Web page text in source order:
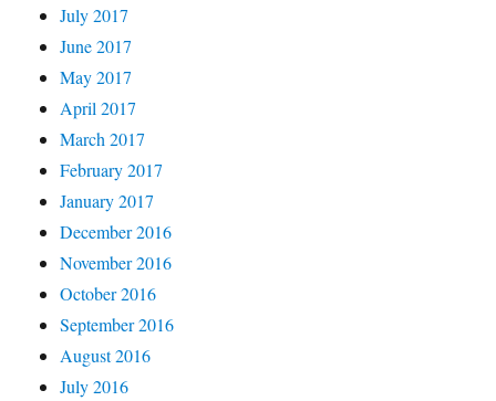
July 2017
June 2017
May 2017
April 2017
March 2017
February 2017
January 2017
December 2016
November 2016
October 2016
September 2016
August 2016
July 2016